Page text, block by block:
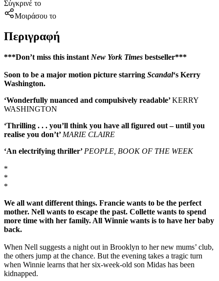
Σύγκρινέ το
Μοιράσου το
Περιγραφή
***Don’t miss this instant New York Times bestseller***
Soon to be a major motion picture starring Scandal‘s Kerry
Washington.
‘Wonderfully nuanced and compulsively readable’KERRY
WASHINGTON
‘Thrilling . . . you’ll think you have all figured out – until you
realise you don’t’ MARIE CLAIRE
‘An electrifying thriller’ PEOPLE, BOOK OF THE WEEK
*
*
*
We all want different things. Francie wants to be the perfect
mother. Nell wants to escape the past. Collette wants to spend
more time with her family. All Winnie wants is to have her baby
back.
When Nell suggests a night out in Brooklyn to her new mums’ club,
the others jump at the chance. But the evening takes a tragic turn
when Winnie learns that her six-week-old son Midas has been
kidnapped.